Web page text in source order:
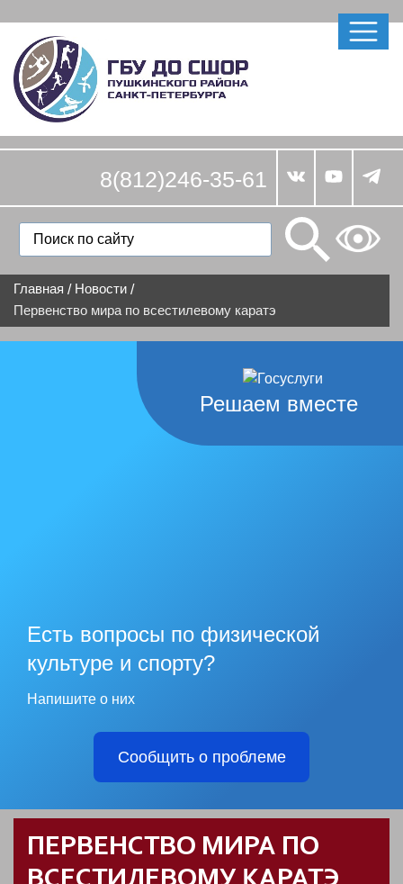
8(812)246-35-61
Главная / Новости /
Первенство мира по всестилевому каратэ
Решаем вместе
Есть вопросы по физической
культуре и спорту?
Напишите о них
Сообщить о проблеме
ПЕРВЕНСТВО МИРА ПО